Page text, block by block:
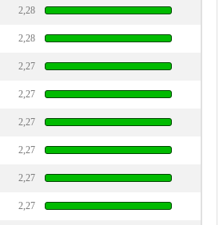
2,28
2,28
2,27
2,27
2,27
2,27
2,27
2,27